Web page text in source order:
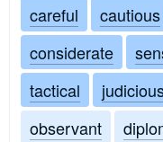
careful
cautious
considerate
tactical
observant